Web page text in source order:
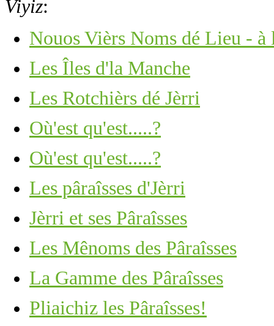
Viyiz:
Nouos Vièrs Noms dé Lieu - à
Les Îles d'la Manche
Les Rotchièrs dé Jèrri
Où'est qu'est.....?
Où'est qu'est.....?
Les pâraîsses d'Jèrri
Jèrri et ses Pâraîsses
Les Mênoms des Pâraîsses
La Gamme des Pâraîsses
Pliaichiz les Pâraîsses!